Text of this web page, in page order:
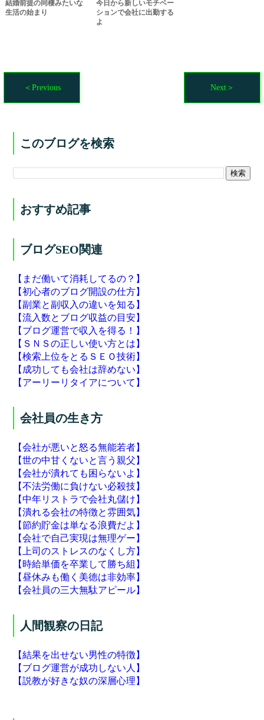
結婚前提の同棲みたいな
生活の始まり
今日から新しいモチベー
ションで会社に出勤する
よ
＜Previous Next＞
このブログを検索
おすすめ記事
ブログSEO関連
【まだ働いて消耗してるの？】
【初心者のブログ開設の仕方】
【副業と副収入の違いを知る】
【流入数とブログ収益の目安】
【ブログ運営で収入を得る！】
【ＳＮＳの正しい使い方とは】
【検索上位をとるＳＥＯ技術】
【成功しても会社は辞めない】
【アーリーリタイアについて】
会社員の生き方
【会社が悪いと怒る無能若者】
【世の中甘くないと言う親父】
【会社が潰れても困らないよ】
【不法労働に負けない必殺技】
【中年リストラで会社丸儲け】
【潰れる会社の特徴と雰囲気】
【節約貯金は単なる浪費だよ】
【会社で自己実現は無理ゲー】
【上司のストレスのなくし方】
【時給単価を卒業して勝ち組】
【昼休みも働く美徳は非効率】
【会社員の三大無駄アピール】
人間観察の日記
【結果を出せない男性の特徴】
【ブログ運営が成功しない人】
【説教が好きな奴の深層心理】